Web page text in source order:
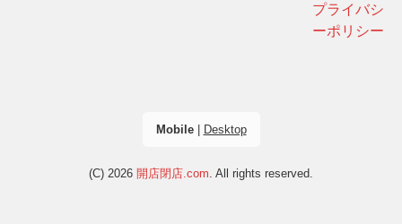
プライバシ
ーポリシー
Mobile| Desktop
(C) 2026 開店閉店.com . All rights reserved.